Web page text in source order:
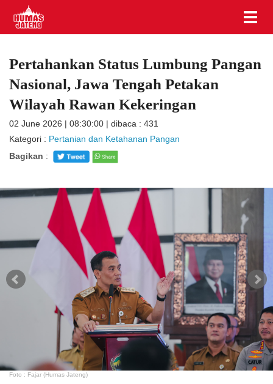
Pertahankan Status Lumbung Pangan
Nasional, Jawa Tengah Petakan
Wilayah Rawan Kekeringan
02 June 2026 | 08:30:00 | dibaca : 431
Kategori : Pertanian dan Ketahanan Pangan
Bagikan :
Foto : Fajar (Humas Jateng)